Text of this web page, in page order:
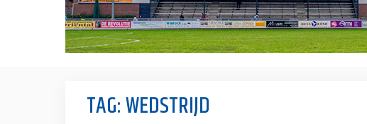
TAG:WEDSTRIJD